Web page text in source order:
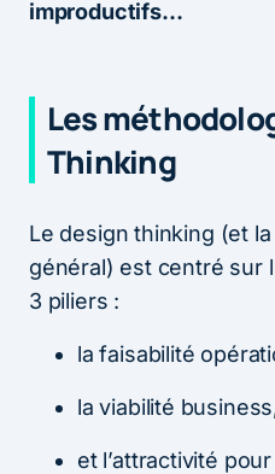
improductifs…
Les
Thinking
Le design thinking (et
général) est centré sur
3 piliers :
la faisabilité
la viabilité
et l’attractivité